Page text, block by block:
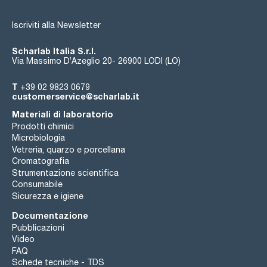
Iscriviti alla Newsletter
Scharlab Italia S.r.l.
Via Massimo D’Azeglio 20- 26900 LODI (LO)
T +39 02 9823 0679
customerservice@scharlab.it
Materiali di laboratorio
Prodotti chimici
Microbiologia
Vetreria, quarzo e porcellana
Cromatografia
Strumentazione scientifica
Consumabile
Sicurezza e igiene
Documentazione
Pubblicazioni
Video
FAQ
Schede tecniche - TDS